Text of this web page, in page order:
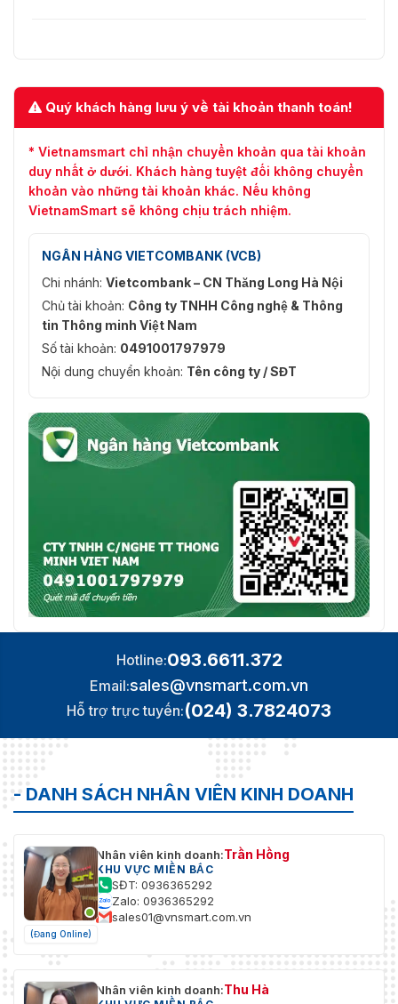
Quý khách hàng lưu ý về tài khoản thanh toán!
* Vietnamsmart chỉ nhận chuyển khoản qua tài khoản
duy nhất ở dưới. Khách hàng tuyệt đối không chuyển
khoản vào những tài khoản khác. Nếu không
VietnamSmart sẽ không chịu trách nhiệm.
NGÂN HÀNG VIETCOMBANK (VCB)
Chi nhánh: Vietcombank – CN Thăng Long Hà Nội
Chủ tài khoản: Công ty TNHH Công nghệ & Thông
tin Thông minh Việt Nam
Số tài khoản: 0491001797979
Nội dung chuyển khoản: Tên công ty / SĐT
Hotline:093.6611.372
Email:sales@vnsmart.com.vn
Hỗ trợ trực tuyến:(024) 3.7824073
- DANH SÁCH NHÂN VIÊN KINH DOANH
(Đang Online)
Nhân viên kinh doanh:Trần Hồng
KHU VỰC MIỀN BẮC
SĐT: 0936365292
Zalo: 0936365292
sales01@vnsmart.com.vn
Nhân viên kinh doanh:Thu Hà